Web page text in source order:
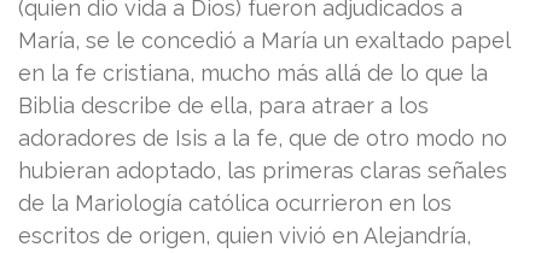
(quien dio vida a Dios) fueron adjudicados a
María, se le concedió a María un exaltado papel
en la fe cristiana, mucho más allá de lo que la
Biblia describe de ella, para atraer a los
adoradores de Isis a la fe, que de otro modo no
hubieran adoptado, las primeras claras señales
de la Mariología católica ocurrieron en los
escritos de origen, quien vivió en Alejandría,